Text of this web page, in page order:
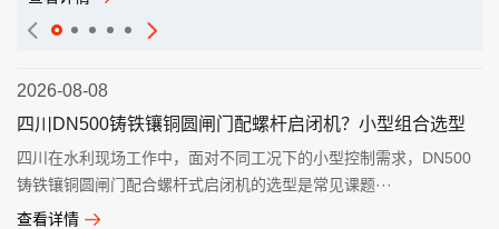
2026-08-08
四川DN500铸铁镶铜圆闸门配螺杆启闭机？小型组合选型
四川在水利现场工作中，面对不同工况下的小型控制需求，DN500
铸铁镶铜圆闸门配合螺杆式启闭机的选型是常见课题···
查看详情